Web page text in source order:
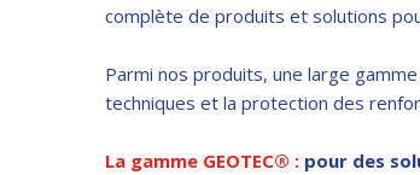
complète de produits et solutions
Parmi nos produits, une large
techniques et la protection des
La gamme GEOTEC® : pour des